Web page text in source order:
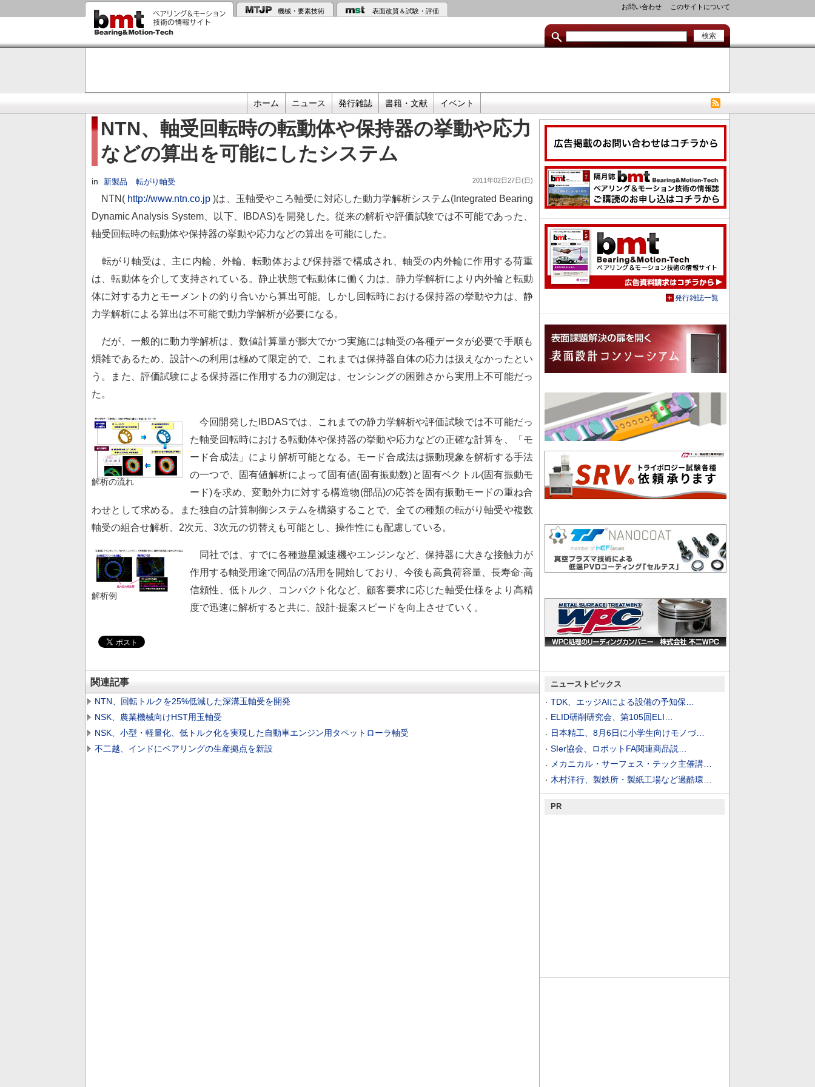
イ
ン
動
機械・要素技術 表面改質＆試験・評価
カ
ン
ン
ク
お問い合わせ このサイトについて
ラ
イ
リ
リ
ク
ホーム ニュース 発行雑誌 書籍・文献 イベント
NTN、軸受回転時の転動体や保持器の挙動や応力
などの算出を可能にしたシステム
2011年02日27日(日)
in 新製品 転がり軸受
NTN( http://www.ntn.co.jp )は、玉軸受やころ軸受に対応した動力学解析システム(Integrated Bearing
Dynamic Analysis System、以下、IBDAS)を開発した。従来の解析や評価試験では不可能であった、
軸受回転時の転動体や保持器の挙動や応力などの算出を可能にした。
転がり軸受は、主に内輪、外輪、転動体および保持器で構成され、軸受の内外輪に作用する荷重
は、転動体を介して支持されている。静止状態で転動体に働く力は、静力学解析により内外輪と転動
体に対する力とモーメントの釣り合いから算出可能。しかし回転時における保持器の挙動や力は、静
力学解析による算出は不可能で動力学解析が必要になる。
だが、一般的に動力学解析は、数値計算量が膨大でかつ実施には軸受の各種データが必要で手順も
煩雑であるため、設計への利用は極めて限定的で、これまでは保持器自体の応力は扱えなかったとい
う。また、評価試験による保持器に作用する力の測定は、センシングの困難さから実用上不可能だっ
た。
解析の流れ
今回開発したIBDASでは、これまでの静力学解析や評価試験では不可能だっ
た軸受回転時における転動体や保持器の挙動や応力などの正確な計算を、「モ
ード合成法」により解析可能となる。モード合成法は振動現象を解析する手法
の一つで、固有値解析によって固有値(固有振動数)と固有ベクトル(固有振動モ
ード)を求め、変動外力に対する構造物(部品)の応答を固有振動モードの重ね合
わせとして求める。また独自の計算制御システムを構築することで、全ての種類の転がり軸受や複数
軸受の組合せ解析、2次元、3次元の切替えも可能とし、操作性にも配慮している。
解析例
同社では、すでに各種遊星減速機やエンジンなど、保持器に大きな接触力が
作用する軸受用途で同品の活用を開始しており、今後も高負荷容量、長寿命·高
信頼性、低トルク、コンパクト化など、顧客要求に応じた軸受仕様をより高精
度で迅速に解析すると共に、設計·提案スピードを向上させていく。
関連記事
NTN、回転トルクを25%低減した深溝玉軸受を開発
NSK、農業機械向けHST用玉軸受
NSK、小型・軽量化、低トルク化を実現した自動車エンジン用タペットローラ軸受
不二越、インドにベアリングの生産拠点を新設
発行雑誌一覧
ニューストピックス
TDK、エッジAIによる設備の予知保…
ELID研削研究会、第105回ELI…
日本精工、8月6日に小学生向けモノづ…
SIer協会、ロボットFA関連商品説…
メカニカル・サーフェス・テック主催講…
木村洋行、製鉄所・製紙工場など過酷環…
PR